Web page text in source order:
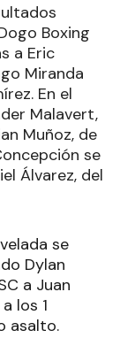
Boxing
a Eric
Miranda
En el
Malavert,
Muñoz, de
se
Álvarez, del
se
Dylan
a Juan
los 1
asalto.